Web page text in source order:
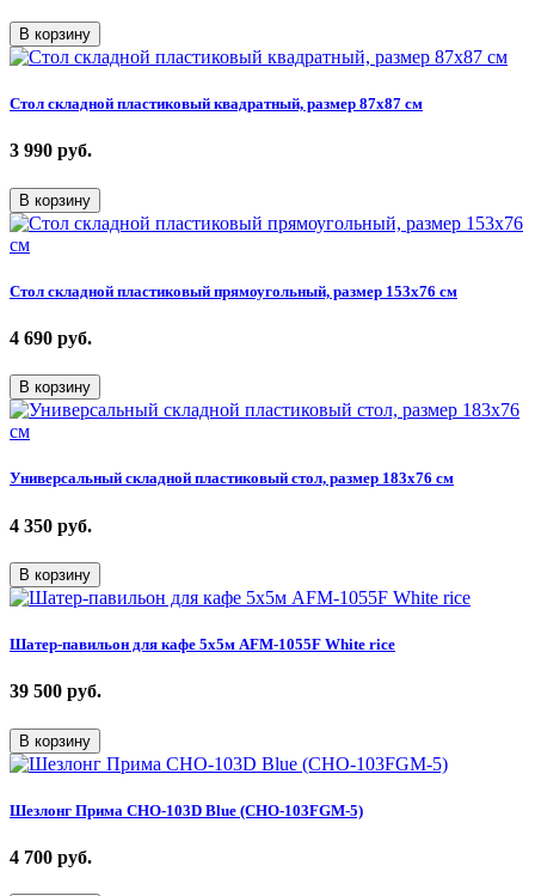
В корзину
Стол складной пластиковый квадратный, размер 87х87 см
3 990 руб.
В корзину
Стол складной пластиковый прямоугольный, размер 153х76 см
4 690 руб.
В корзину
Универсальный складной пластиковый стол, размер 183х76 см
4 350 руб.
В корзину
Шатер-павильон для кафе 5х5м AFM-1055F White rice
39 500 руб.
В корзину
Шезлонг Прима CHO-103D Blue (CHO-103FGM-5)
4 700 руб.